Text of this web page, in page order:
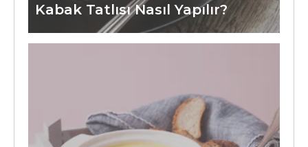
Kabak Tatlısı Nasıl Yapılır?